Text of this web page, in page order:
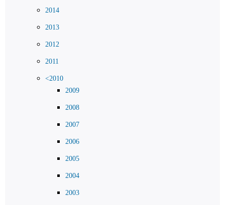
2014
2013
2012
2011
<2010
2009
2008
2007
2006
2005
2004
2003